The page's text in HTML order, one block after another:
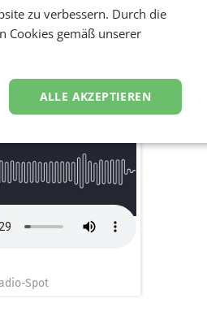
Spot
zu verbessern. Durch die
Cookies gemäß unserer
ALLE AKZEPTIEREN